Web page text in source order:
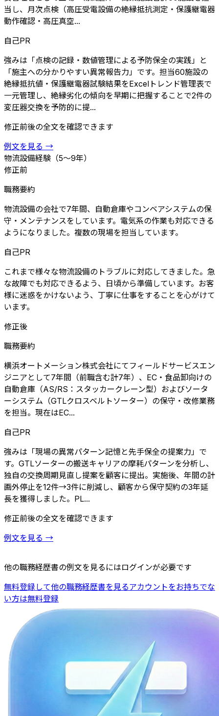
当し、月次点検（高圧受電設備の絶縁抵抗測定・保護継電器
動作確認・高圧真空...
自己PR
強みは「点検の記録・数値管理による予防保全の実践」と
「施主への分かりやすい異常報告力」です。担当60施設の
絶縁抵抗値・保護継電器試験結果をExcelトレンド管理表で
一元管理し、絶縁劣化の傾向を早期に把握することで2件の
変圧器交換を予防的に提...
修正前後の全文を確認できます
例文を見る →
物流設備経験（5〜9年）
修正前
職務要約
物流設備の会社で7年間、自動倉庫やコンベアシステムの保
守・メンテナンスをしています。電気系の作業も対応できる
ようになりました。複数の現場を担当しています。
自己PR
これまで様々な物流設備のトラブルに対応してきました。急
な故障でも対応できるよう、日頃から準備しています。お客
様に迷惑をかけないよう、丁寧に仕事をすることを心がけて
います。
修正後
職務要約
横浜オートメーション株式会社にてフィールドサービスエン
ジニアとして7年間（前職含む計7年）、EC・食品卸向けの
自動倉庫（AS/RS：スタッカークレーン型）およびソータ
ーシステム（GTLクロスベルトソーター）の保守・改修業務
を担当。現在はEC...
自己PR
強みは「現場の異常パターン記憶と先手保全の提案力」で
す。GTLソーターの搬送キャリアの摩耗パターンを分析し、
独自の交換周期見直し提案を顧客に提出。実施後、年間の計
画外停止を12件→3件に削減し、顧客から保守契約の3年延
長を獲得しました。PL...
修正前後の全文を確認できます
例文を見る →
他の職務経歴書の例文を見るにはログインが必要です
無料登録して他の職務経歴書を見るアカウントをお持ちでな
い方は無料登録